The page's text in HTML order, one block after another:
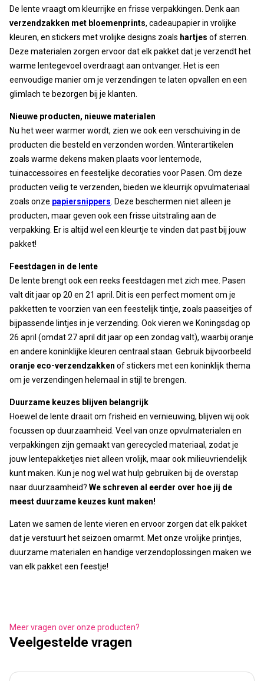
De lente vraagt om kleurrijke en frisse verpakkingen. Denk aan
verzendzakken met bloemenprints, cadeaupapier in vrolijke
kleuren, en stickers met vrolijke designs zoals hartjes of sterren.
Deze materialen zorgen ervoor dat elk pakket dat je verzendt het
warme lentegevoel overdraagt aan ontvanger. Het is een
eenvoudige manier om je verzendingen te laten opvallen en een
glimlach te bezorgen bij je klanten.
Nieuwe producten, nieuwe materialen
Nu het weer warmer wordt, zien we ook een verschuiving in de
producten die besteld en verzonden worden. Winterartikelen
zoals warme dekens maken plaats voor lentemode,
tuinaccessoires en feestelijke decoraties voor Pasen. Om deze
producten veilig te verzenden, bieden we kleurrijk opvulmateriaal
zoals onze papiersnippers . Deze beschermen niet alleen je
producten, maar geven ook een frisse uitstraling aan de
verpakking. Er is altijd wel een kleurtje te vinden dat past bij jouw
pakket!
Feestdagen in de lente
De lente brengt ook een reeks feestdagen met zich mee. Pasen
valt dit jaar op 20 en 21 april. Dit is een perfect moment om je
pakketten te voorzien van een feestelijk tintje, zoals paaseitjes of
bijpassende lintjes in je verzending. Ook vieren we Koningsdag op
26 april (omdat 27 april dit jaar op een zondag valt), waarbij oranje
en andere koninklijke kleuren centraal staan. Gebruik bijvoorbeeld
oranje eco-verzendzakken of stickers met een koninklijk thema
om je verzendingen helemaal in stijl te brengen.
Duurzame keuzes blijven belangrijk
Hoewel de lente draait om frisheid en vernieuwing, blijven wij ook
focussen op duurzaamheid. Veel van onze opvulmaterialen en
verpakkingen zijn gemaakt van gerecycled materiaal, zodat je
jouw lentepakketjes niet alleen vrolijk, maar ook milieuvriendelijk
kunt maken. Kun je nog wel wat hulp gebruiken bij de overstap
naar duurzaamheid? We schreven al eerder over hoe jij de
meest duurzame keuzes kunt maken!
Laten we samen de lente vieren en ervoor zorgen dat elk pakket
dat je verstuurt het seizoen omarmt. Met onze vrolijke printjes,
duurzame materialen en handige verzendoplossingen maken we
van elk pakket een feestje!
Meer vragen over onze producten?
Veelgestelde vragen